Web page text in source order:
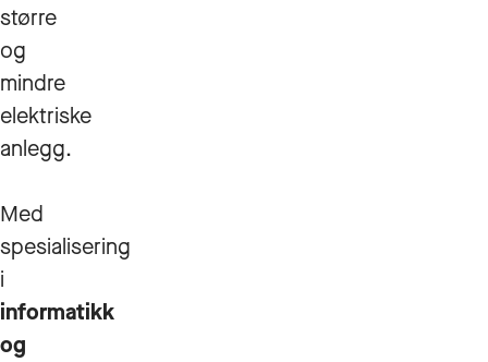
større
og
mindre
elektriske
anlegg.
Med
spesialisering
i
informatikk
og